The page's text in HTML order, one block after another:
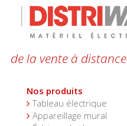
de la vente à distance
Nos produits
Tableau électrique
Appareillage mural